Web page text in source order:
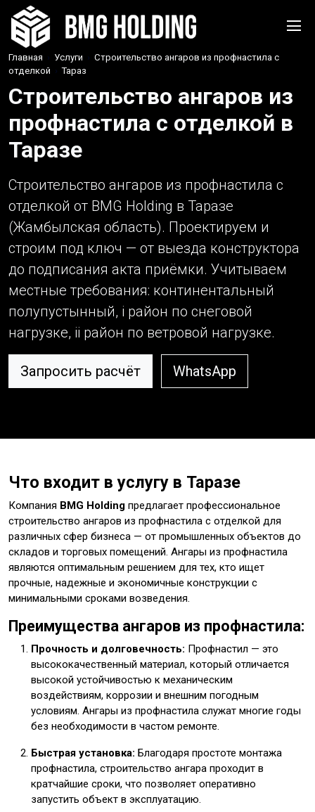
Главная › Услуги › Строительство ангаров из профнастила с
отделкой › Тараз
Строительство ангаров из
профнастила с отделкой в
Таразе
Строительство ангаров из профнастила с
отделкой от BMG Holding в Таразе
(Жамбылская область). Проектируем и
строим под ключ — от выезда конструктора
до подписания акта приёмки. Учитываем
местные требования: континентальный
полупустынный, i район по снеговой
нагрузке, ii район по ветровой нагрузке.
Запросить расчёт WhatsApp
Что входит в услугу в Таразе
Компания BMG Holding предлагает профессиональное
строительство ангаров из профнастила с отделкой для
различных сфер бизнеса — от промышленных объектов до
складов и торговых помещений. Ангары из профнастила
являются оптимальным решением для тех, кто ищет
прочные, надежные и экономичные конструкции с
минимальными сроками возведения.
Преимущества ангаров из профнастила:
Прочность и долговечность: Профнастил — это
высококачественный материал, который отличается
высокой устойчивостью к механическим
воздействиям, коррозии и внешним погодным
условиям. Ангары из профнастила служат многие годы
без необходимости в частом ремонте.
Быстрая установка: Благодаря простоте монтажа
профнастила, строительство ангара проходит в
кратчайшие сроки, что позволяет оперативно
запустить объект в эксплуатацию.